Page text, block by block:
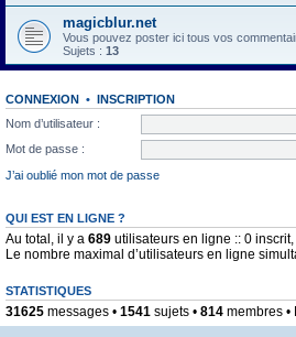
magicblur.net
Vous pouvez poster ici tous vos
Sujets : 13
CONNEXION • INSCRIPTION
Nom d’utilisateur :
Mot de passe :
J’ai oublié mon mot de passe
QUI EST EN LIGNE ?
Au total, il y a 689 utilisateurs en ligne :: 0
Le nombre maximal d’utilisateurs en ligne
STATISTIQUES
31625 messages • 1541 sujets • 814 membres